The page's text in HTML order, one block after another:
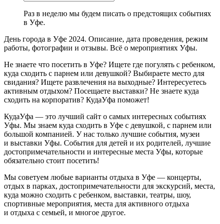
Раз в неделю мы будем писать о предстоящих событиях
в Уфе.
День города в Уфе 2024. Описание, дата проведения, режим
работы, фотографии и отзывы. Всё о мероприятиях Уфы.
Не знаете что посетить в Уфе? Ищете где погулять с ребенком,
куда сходить с парнем или девушкой? Выбираете место для
свидания? Ищете развлечения на выходные? Интересуетесь
активным отдыхом? Посещаете выставки? Не знаете куда
сходить на корпоратив? КудаУфа поможет!
КудаУфа — это лучший сайт о самых интересных событиях
Уфы. Мы знаем куда сходить в Уфе с девушкой, с парнем или
большой компанией. У нас только лучшие события, музеи
и выставки Уфы. События для детей и их родителей, лучшие
достопримечательности и интересные места Уфы, которые
обязательно стоит посетить!
Мы советуем любые варианты отдыха в Уфе — концерты,
отдых в парках, достопримечательности для экскурсий, места,
куда можно сходить с ребенком, выставки, театры, шоу,
спортивные мероприятия, места для активного отдыха
и отдыха с семьей, и многое другое.